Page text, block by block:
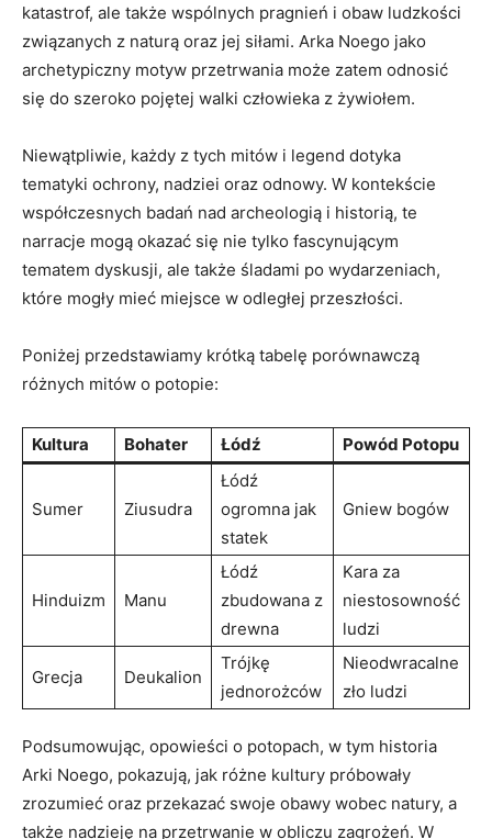
katastrof,⁣ ale także ​wspólnych pragnień ​i obaw ludzkości
związanych z‌ naturą oraz jej siłami. Arka Noego jako
archetypiczny motyw⁣ przetrwania może‌ zatem odnosić
się ⁣do szeroko pojętej walki człowieka z żywiołem.
Niewątpliwie, każdy z tych mitów i ‌legend ‌dotyka
tematyki ochrony, nadziei oraz odnowy. W kontekście⁢
współczesnych badań nad archeologią i ​historią, te
narracje mogą okazać się nie ‌tylko fascynującym
⁢tematem dyskusji,⁣ ale także śladami po ‍wydarzeniach,
które mogły ⁣mieć miejsce‍ w⁤ odległej przeszłości.
Poniżej przedstawiamy krótką tabelę ⁢porównawczą
różnych mitów o potopie:
Kultura Bohater Łódź Powód Potopu
Sumer Ziusudra
Łódź⁢
ogromna ⁣jak
statek
Gniew bogów
Hinduizm Manu
Łódź
zbudowana⁤ z
drewna
Kara za
⁤niestosowność
​ludzi
Grecja Deukalion
Trójkę
jednorożców
Nieodwracalne
zło ludzi
Podsumowując, opowieści o potopach, w tym historia⁤
Arki Noego, pokazują, jak różne kultury ‌próbowały
zrozumieć oraz przekazać swoje obawy wobec natury, a
także nadzieję na przetrwanie w obliczu zagrożeń. W‌